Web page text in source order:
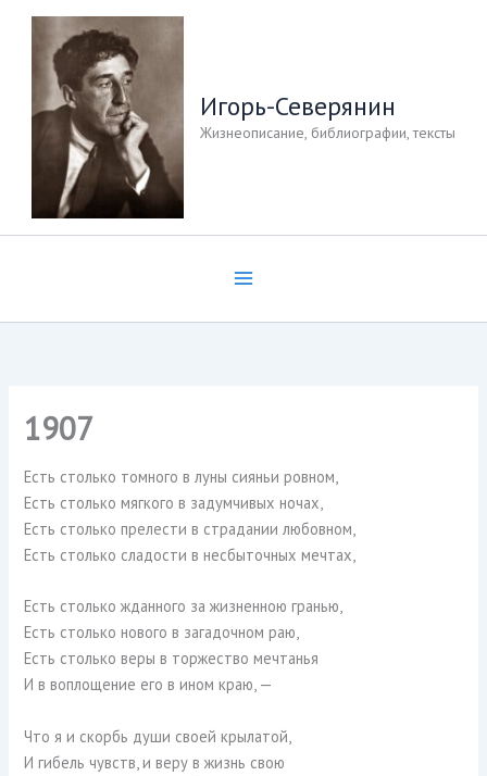
Перейти
содержимому
Игорь-Северянин
Жизнеописание, библиографии, тексты
1907
Есть столько томного в луны сияньи ровном,
Есть столько мягкого в задумчивых ночах,
Есть столько прелести в страдании любовном,
Есть столько сладости в несбыточных мечтах,
Есть столько жданного за жизненною гранью,
Есть столько нового в загадочном раю,
Есть столько веры в торжество мечтанья
И в воплощение его в ином краю, —
Что я и скорбь души своей крылатой,
И гибель чувств, и веру в жизнь свою